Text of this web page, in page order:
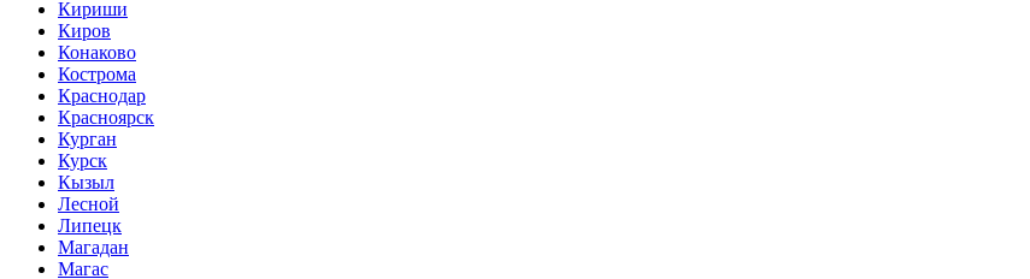
Кириши
Киров
Конаково
Кострома
Краснодар
Красноярск
Курган
Курск
Кызыл
Лесной
Липецк
Магадан
Магас